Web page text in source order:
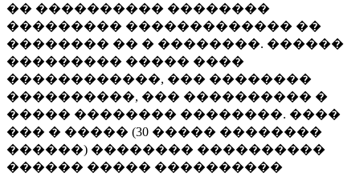
�� ���������� ��������
��������� ������������� ��
�������� �� � ��������. ������
��������� ����� ����
������������, ��� ��������
����������, ��� ���������� �
����� �������� ��������. ����
��� � ����� (30 ����� ��������
������) �������� ����������
������ ����� ����������